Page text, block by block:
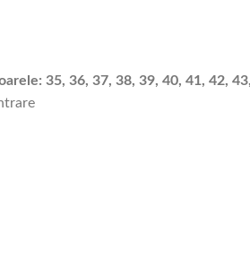
35, 36, 37, 38, 39, 40, 41, 42,